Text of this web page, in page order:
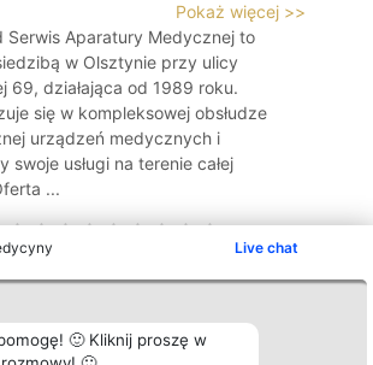
Live chat
🙂 Kliknij proszę w
Pokaż więcej >>
Serwis Aparatury Medycznej to
w Olsztynie przy ulicy
69, działająca od 1989 roku.
się w kompleksowej obsłudze
urządzeń medycznych i
swoje usługi na terenie całej
...
Malarkiewicz, ginekolog